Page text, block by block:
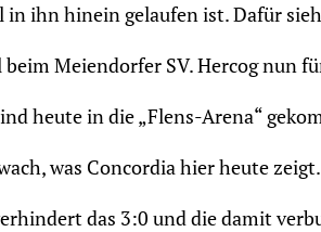
in ihn hinein gelaufen ist. Dafür
Meiendorfer SV. Hercog nun
heute in die „Flens-Arena“
was Concordia hier heute
das 3:0 und die damit